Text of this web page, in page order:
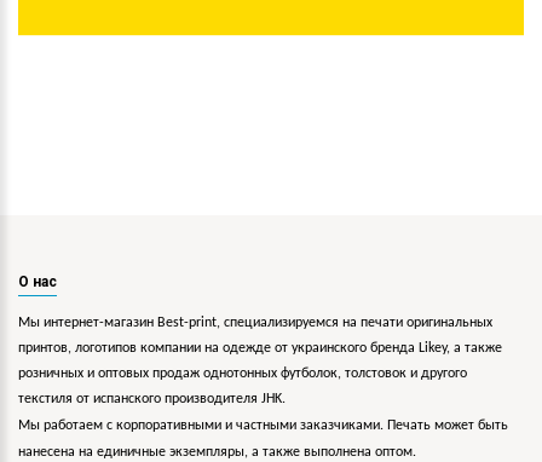
О нас
Мы интернет-магазин Best-print, специализируемся на печати оригинальных
принтов, логотипов компании на одежде от украинского бренда Likey, а также
розничных и оптовых продаж однотонных футболок, толстовок и другого
текстиля от испанского производителя JHK.
Мы работаем с корпоративными и частными заказчиками. Печать может быть
нанесена на единичные экземпляры, а также выполнена оптом.